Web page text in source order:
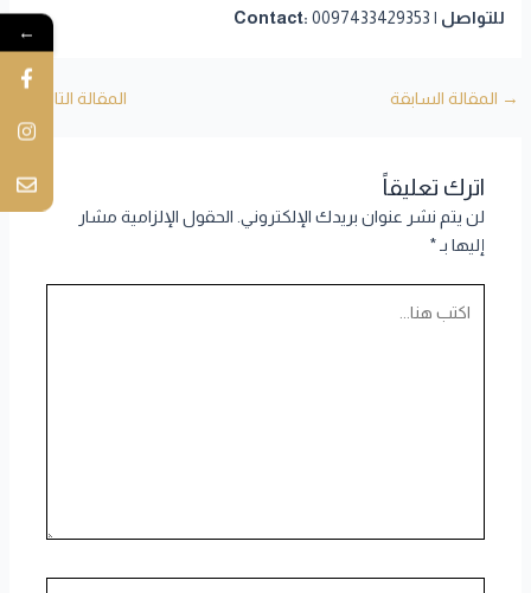
للتواصل | Contact: 0097433429353
→ المقالة السابقة المقالة التالية
اترك تعليقاً
لن يتم نشر عنوان بريدك الإلكتروني. الحقول الإلزامية مشار
إليها بـ*
←